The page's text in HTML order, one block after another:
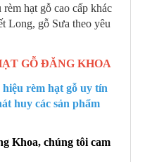
hạt gỗ cao cấp khác
Long, gỗ Sưa theo yêu
GỖ ĐĂNG KHOA
rèm hạt gỗ uy tín
huy các sản phẩm
Khoa, chúng tôi cam